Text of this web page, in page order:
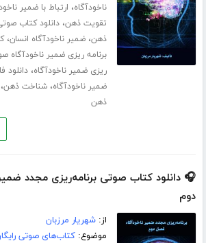
ناخودآگاه، ارتباط با ضمیر
تقویت ذهن،دانلود کتاب
ذهن،ضمیر ناخودآگاه انسان،
برنامه ریزی ضمیر ناخودآگاه
ریزی ضمیر ناخودآگاه،دانلود
ضمیر ناخودآگاه،شناخت ذهن،
ذهن
🎧 دانلود کتاب صوتی برنامه‌ریزی مجدد
دوم
از:شهریار مرزبان
موضوع:کتاب‌های صوتی